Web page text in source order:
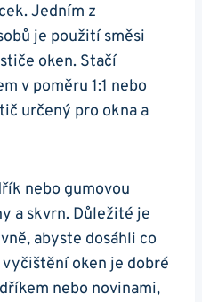
Jedním z
je použití směsi
oken. Stačí
v poměru 1:1 nebo
určený pro okna a
nebo gumovou
a skvrn. Důležité je
abyste dosáhli co
oken je dobré
nebo novinami,